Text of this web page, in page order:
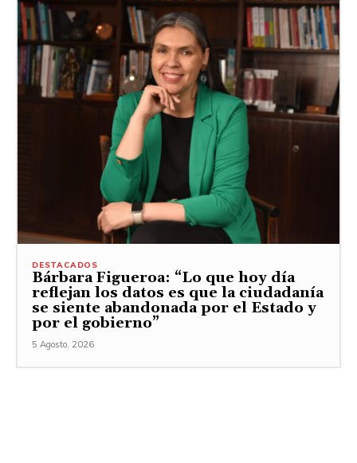
DESTACADOS
Bárbara Figueroa: “Lo que hoy día
reflejan los datos es que la ciudadanía
se siente abandonada por el Estado y
por el gobierno”
5 Agosto, 2026